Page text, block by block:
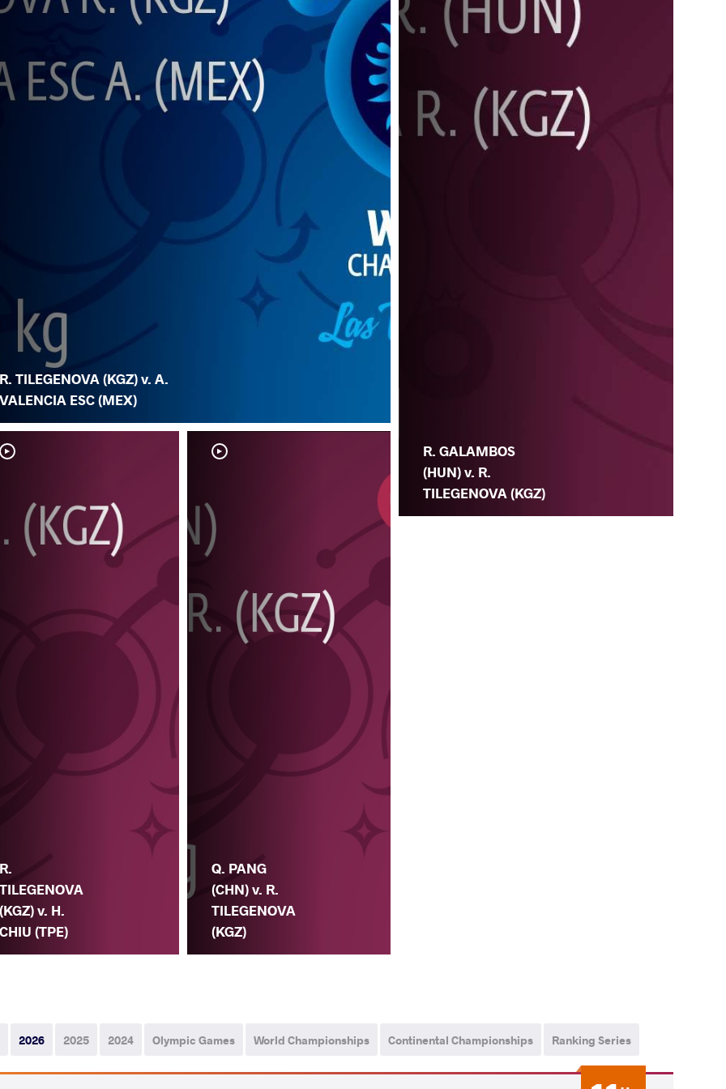
R. TILEGENOVA (KGZ) v. A.
VALENCIA ESC (MEX)
R.
TILEGENOVA
(KGZ) v. H.
CHIU (TPE)
Q. PANG
(CHN) v. R.
TILEGENOVA
(KGZ)
R. GALAMBOS
(HUN) v. R.
TILEGENOVA (KGZ)
2026 2025 2024 Olympic Games World Championships Continental Championships Ranking Series